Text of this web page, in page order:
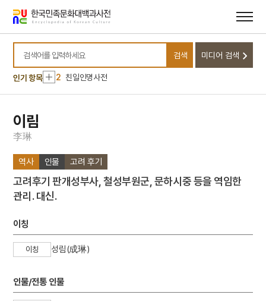
바로가기
바로가기
검색어를 입력하세요
검색 미디어 검색
인기 항목
10 성학십도
1 대정실업친목회
2 친일인명사전
3 가평 이곡리 집터
7
명량대첩
8 물레방아
9
1 대정실업친목회
2
친일인명사전
4 갑신정변
이림
李琳
역사 인물 고려 후기
고려후기 판개성부사, 철성부원군, 문하시중 등을 역임한
관리. 대신.
이칭
이칭 성림(成琳)
인물/전통 인물